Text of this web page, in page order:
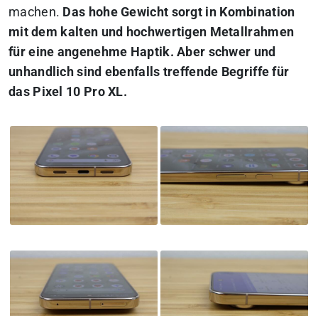
machen. Das hohe Gewicht sorgt in Kombination
mit dem kalten und hochwertigen Metallrahmen
für eine angenehme Haptik. Aber schwer und
unhandlich sind ebenfalls treffende Begriffe für
das Pixel 10 Pro XL.